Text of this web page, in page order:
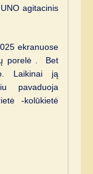
agitacinis
ekranuose
porelė . Bet
Laikinai ją
pavaduoja
-kolūkietė